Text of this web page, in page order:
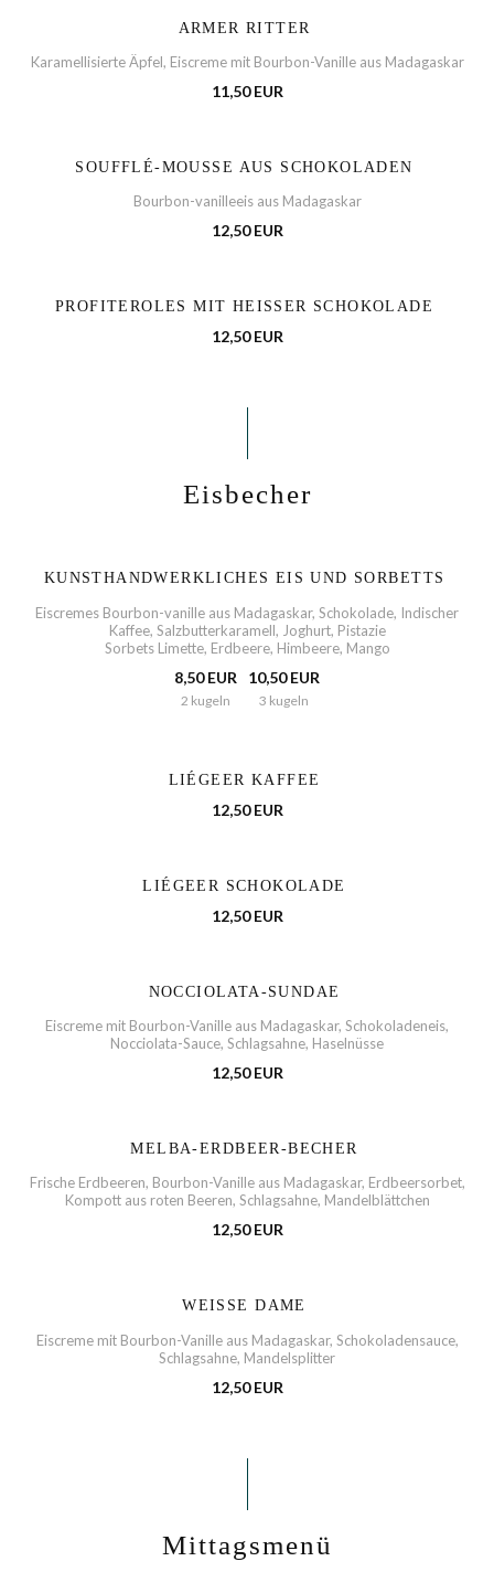
ARMER RITTER
Karamellisierte Äpfel, Eiscreme mit Bourbon-Vanille aus Madagaskar
11,50 EUR
SOUFFLÉ-MOUSSE AUS SCHOKOLADEN
Bourbon-vanilleeis aus Madagaskar
12,50 EUR
PROFITEROLES MIT HEISSER SCHOKOLADE
12,50 EUR
Eisbecher
KUNSTHANDWERKLICHES EIS UND SORBETTS
Eiscremes Bourbon-vanille aus Madagaskar, Schokolade, Indischer
Kaffee, Salzbutterkaramell, Joghurt, Pistazie
Sorbets Limette, Erdbeere, Himbeere, Mango
8,50 EUR
2 kugeln
10,50 EUR
3 kugeln
LIÉGEER KAFFEE
12,50 EUR
LIÉGEER SCHOKOLADE
12,50 EUR
NOCCIOLATA-SUNDAE
Eiscreme mit Bourbon-Vanille aus Madagaskar, Schokoladeneis,
Nocciolata-Sauce, Schlagsahne, Haselnüsse
12,50 EUR
MELBA-ERDBEER-BECHER
Frische Erdbeeren, Bourbon-Vanille aus Madagaskar, Erdbeersorbet,
Kompott aus roten Beeren, Schlagsahne, Mandelblättchen
12,50 EUR
WEISSE DAME
Eiscreme mit Bourbon-Vanille aus Madagaskar, Schokoladensauce,
Schlagsahne, Mandelsplitter
12,50 EUR
Mittagsmenü